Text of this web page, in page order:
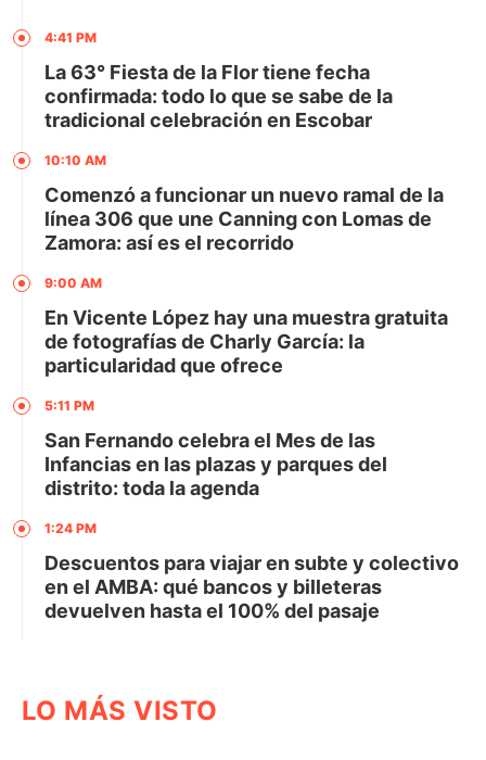
4:41 PM
La 63° Fiesta de la Flor tiene fecha
confirmada: todo lo que se sabe de la
tradicional celebración en Escobar
10:10 AM
Comenzó a funcionar un nuevo ramal de la
línea 306 que une Canning con Lomas de
Zamora: así es el recorrido
9:00 AM
En Vicente López hay una muestra gratuita
de fotografías de Charly García: la
particularidad que ofrece
5:11 PM
San Fernando celebra el Mes de las
Infancias en las plazas y parques del
distrito: toda la agenda
1:24 PM
Descuentos para viajar en subte y colectivo
en el AMBA: qué bancos y billeteras
devuelven hasta el 100% del pasaje
LO MÁS VISTO